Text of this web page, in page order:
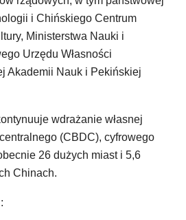
i Chińskiego Centrum
Ministerstwa Nauki i
Urzędu Własności
Akademii Nauk i Pekińskiej
wdrażanie własnej
(CBDC), cyfrowego
26 dużych miast i 5,6
Chinach.